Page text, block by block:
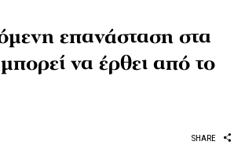
επανάσταση στα
να έρθει από το
SHARE